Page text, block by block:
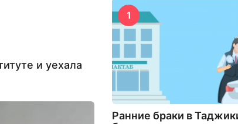
и уехала
1
Ранние браки в